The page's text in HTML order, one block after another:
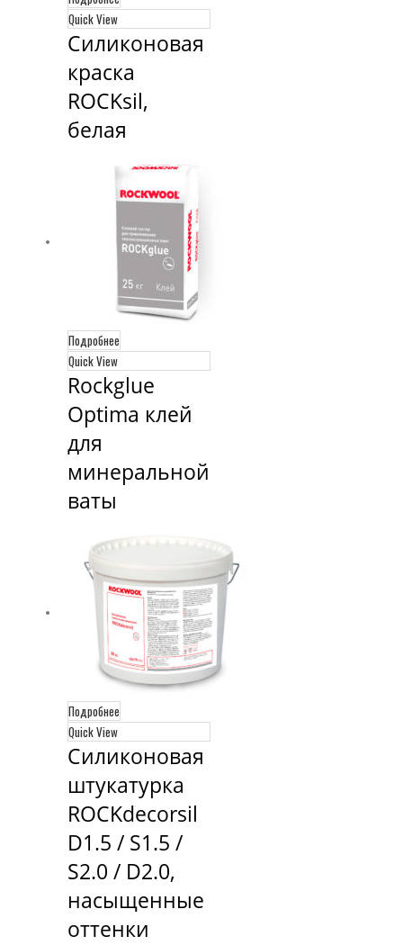
Quick View
Силиконовая
краска
ROCKsil,
белая
Подробнее
Quick View
Rockglue
Optima клей
для
минеральной
ваты
Подробнее
Quick View
Силиконовая
штукатурка
ROCKdecorsil
D1.5 / S1.5 /
S2.0 / D2.0,
насыщенные
оттенки